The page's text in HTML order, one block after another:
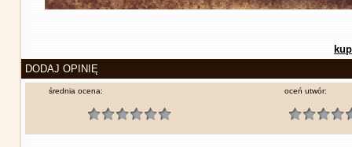
DODAJ OPINIĘ
średnia ocena: oceń utwór: